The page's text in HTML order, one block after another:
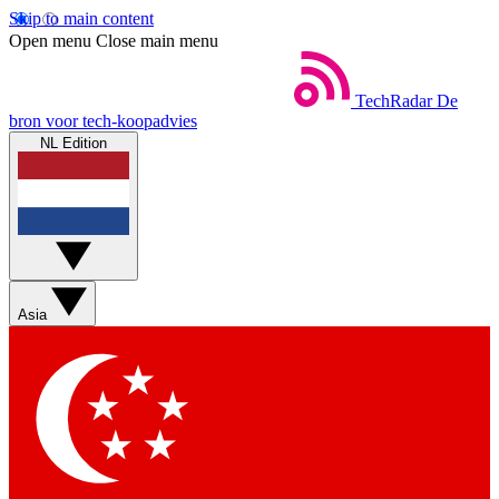
Skip to main content
Open menu Close main menu
TechRadar De
bron voor tech-koopadvies
NL Edition
Asia